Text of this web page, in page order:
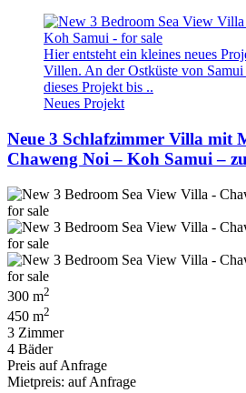
Hier entsteht ein kleines neues
Villen. An der Ostküste von
dieses Projekt bis ..
Neues Projekt
Neue 3 Schlafzimmer Villa mit
Chaweng Noi – Koh Samui –
300 m2
450 m2
3 Zimmer
4 Bäder
Preis auf Anfrage
Mietpreis: auf Anfrage